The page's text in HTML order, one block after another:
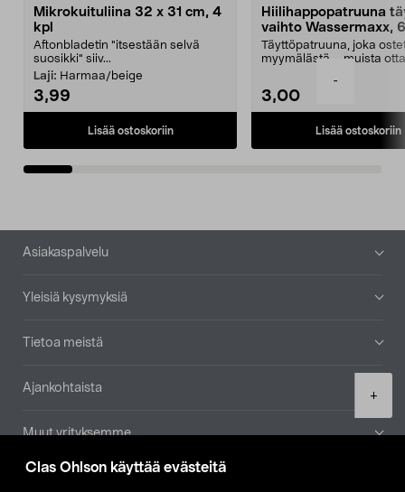
Clas Ohlson käyttää evästeitä
-
+
Mikrokuituliina 32 x 31 cm, 4
kpl
Aftonbladetin "itsestään selvä
suosikki" siiv...
Laji: Harmaa/beige
3,99
Lisää ostoskoriin
Hiilihappopatruuna
vaihto Wassermaxx,
Täyttöpatruuna, joka
myymälästä – muista
3,00
Lisää ostoskoriin
Alatunniste
Asiakaspalvelu
Yleisiä kysymyksiä
Tietoa meistä
Ajankohtaista
Muut yrityksemme
Etsi myymälä